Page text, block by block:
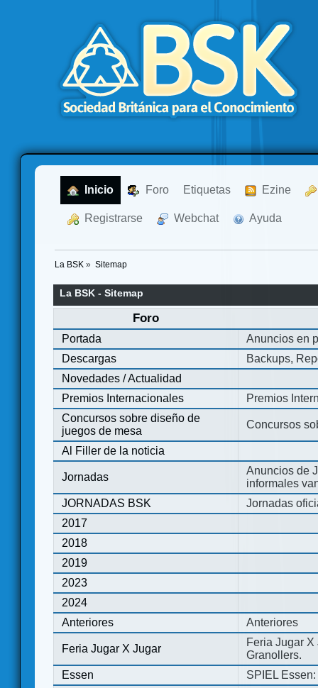
Inicio Foro Etiquetas Ezine
Registrarse Webchat Ayuda
La BSK » Sitemap
La BSK - Sitemap
Foro
Portada
Anuncios en
Descargas
Backups,
Novedades / Actualidad
Premios Internacionales
Premios
Concursos sobre diseño de
juegos de mesa
Concursos
Al Filler de la noticia
Jornadas
Anuncios de
informales
JORNADAS BSK
Jornadas
2017
2018
2019
2023
2024
Anteriores
Anteriores
Feria Jugar X Jugar
Feria Jugar
Granollers.
Essen
SPIEL